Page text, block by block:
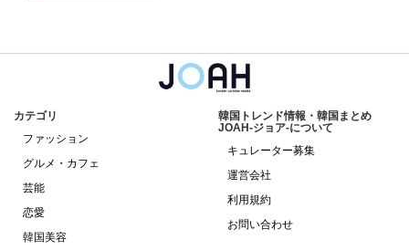
カテゴリ
ファッション
グルメ・カフェ
芸能
恋愛
韓国美容
韓国トレンド情報・韓国まとめ
JOAH-ジョア-について
キュレーター募集
運営会社
利用規約
お問い合わせ